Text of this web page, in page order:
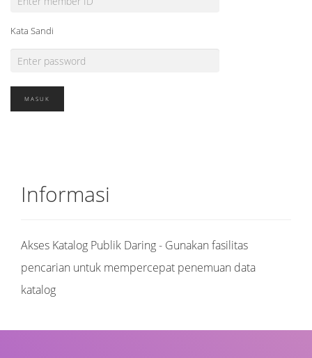
Kata Sandi
Informasi
Akses Katalog Publik Daring - Gunakan fasilitas
pencarian untuk mempercepat penemuan data
katalog